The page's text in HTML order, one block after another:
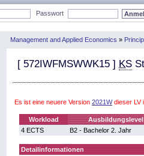
Passwort
Management and Applied Economics »
[ 572IWFMSWWK15 ] KS
Es ist eine neuere Version 2021Wdieser LV
Workload Ausbildungslevel
4 ECTS
B2 - Bachelor 2. Jahr
Detailinformationen